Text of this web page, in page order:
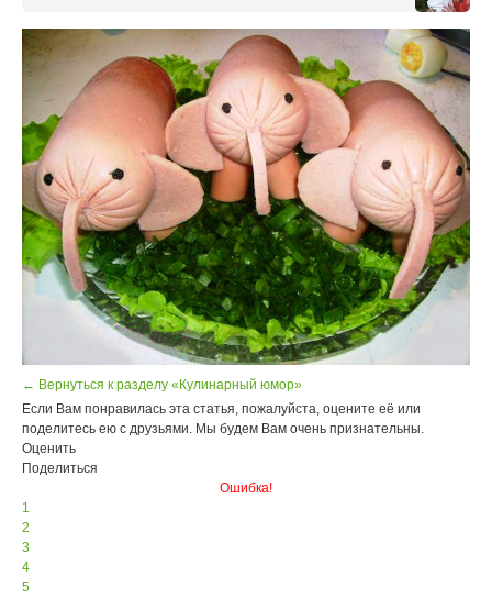
← Вернуться к разделу «Кулинарный юмор»
Если Вам понравилась эта статья, пожалуйста, оцените её или
поделитесь ею с друзьями. Мы будем Вам очень признательны.
Оценить
Поделиться
Ошибка!
1
2
3
4
5